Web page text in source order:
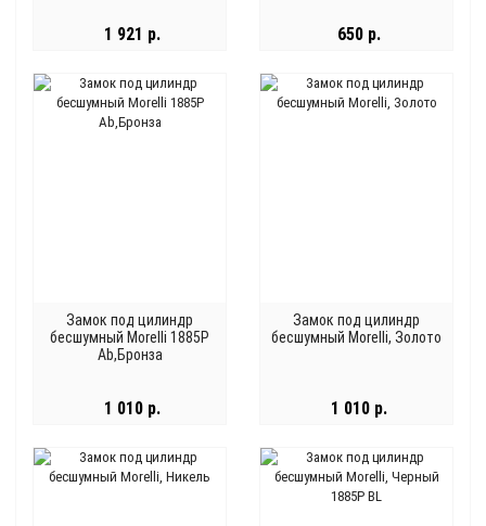
1 921 р. 650 р.
Замок под цилиндр
бесшумный Morelli 1885P
Ab,Бронза
1 010 р.
Замок под цилиндр
бесшумный Morelli, Золото
1 010 р.